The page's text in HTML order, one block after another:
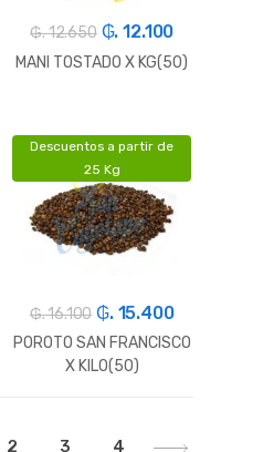
₲. 12.650 ₲. 12.100
MANI TOSTADO X KG(50)
- Gr. +
Descuentos a partir de
25 Kg
₲. 16.100 ₲. 15.400
POROTO SAN FRANCISCO
X KILO(50)
2 3 4